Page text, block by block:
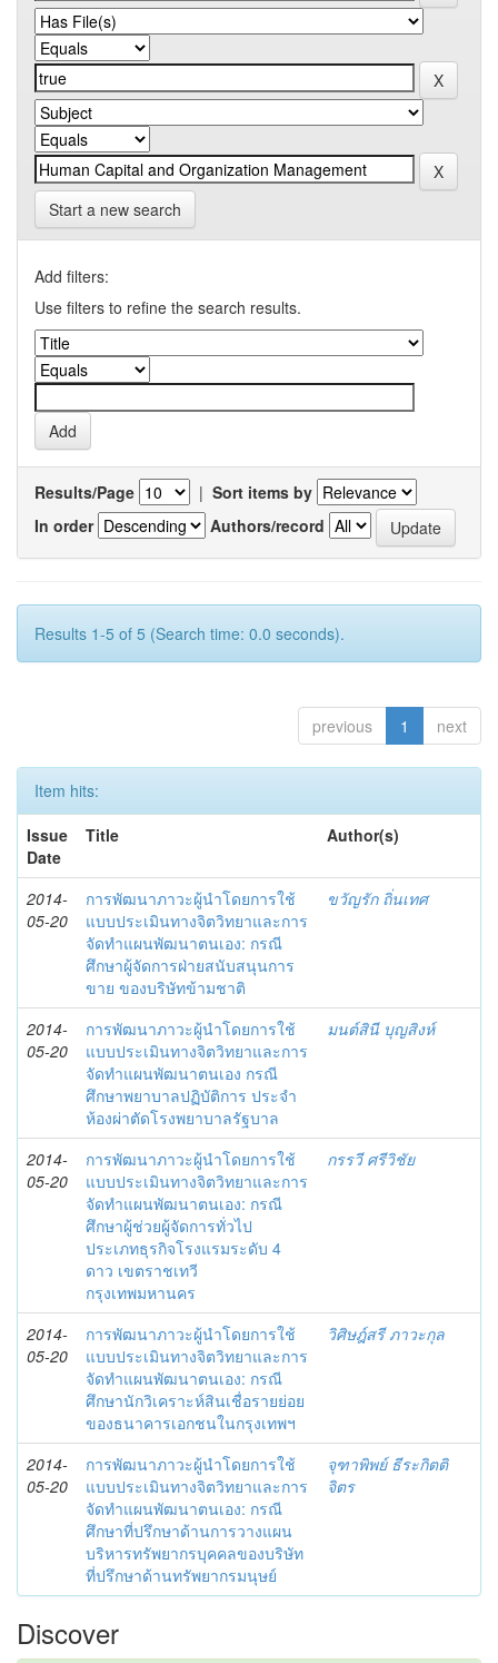
Start a new search
Add filters:
Use filters to refine the search results.
Results/Page | Sort items by
In order
Authors/record
Results 1-5 of 5 (Search time: 0.0 seconds).
previous 1 next
Item hits:
Issue
Date
Title Author(s)
2014-
05-20
การพัฒนาภาวะผู้นำโดยการใช้
แบบประเมินทางจิตวิทยาและการ
จัดทำแผนพัฒนาตนเอง: กรณี
ศึกษาผู้จัดการฝ่ายสนับสนุนการ
ขาย ของบริษัทข้ามชาติ
ขวัญรัก ถิ่นเทศ
2014-
05-20
การพัฒนาภาวะผู้นำโดยการใช้
แบบประเมินทางจิตวิทยาและการ
จัดทำแผนพัฒนาตนเอง กรณี
ศึกษาพยาบาลปฏิบัติการ ประจำ
ห้องผ่าตัดโรงพยาบาลรัฐบาล
มนต์สินี บุญสิงห์
2014-
05-20
การพัฒนาภาวะผู้นำโดยการใช้
แบบประเมินทางจิตวิทยาและการ
จัดทำแผนพัฒนาตนเอง: กรณี
ศึกษาผู้ช่วยผู้จัดการทั่วไป
ประเภทธุรกิจโรงแรมระดับ 4
ดาว เขตราชเทวี
กรุงเทพมหานคร
กรรวี ศรีวิชัย
2014-
05-20
การพัฒนาภาวะผู้นำโดยการใช้
แบบประเมินทางจิตวิทยาและการ
จัดทำแผนพัฒนาตนเอง: กรณี
ศึกษานักวิเคราะห์สินเชื่อรายย่อย
ของธนาคารเอกชนในกรุงเทพฯ
วิศิษฎ์สรี ภาวะกุล
2014-
05-20
การพัฒนาภาวะผู้นำโดยการใช้
แบบประเมินทางจิตวิทยาและการ
จัดทำแผนพัฒนาตนเอง: กรณี
ศึกษาที่ปรึกษาด้านการวางแผน
บริหารทรัพยากรบุคคลของบริษัท
ที่ปรึกษาด้านทรัพยากรมนุษย์
จุฑาพิพย์ ธีระกิตติ
จิตร
Discover